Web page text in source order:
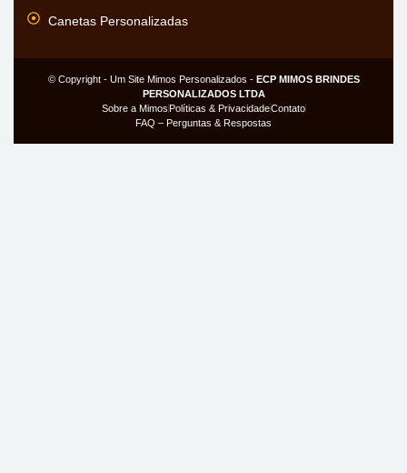
Canetas Personalizadas
© Copyright - Um Site Mimos Personalizados - ECP MIMOS BRINDES
PERSONALIZADOS LTDA
Sobre a Mimos Políticas & PrivacidadeContato
FAQ – Perguntas & Respostas